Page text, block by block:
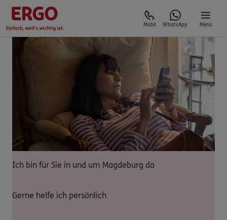
Mobil WhatsApp Menü
Ich bin für Sie in und um Magdeburg da
Gerne helfe ich persönlich